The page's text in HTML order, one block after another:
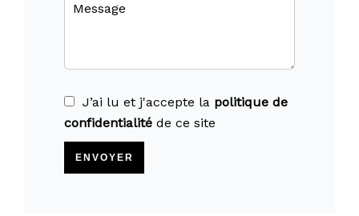
J’ai lu et j'accepte la politique de
confidentialité de ce site
ENVOYER